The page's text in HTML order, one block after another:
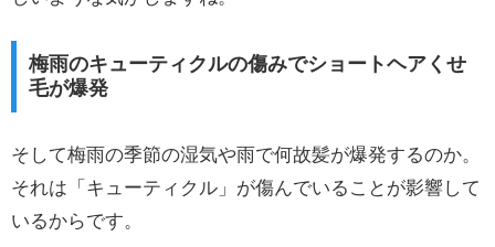
梅雨のキューティクルの傷みでショートヘアくせ
毛が爆発
そして梅雨の季節の湿気や雨で何故髪が爆発するのか。
それは「キューティクル」が傷んでいることが影響して
いるからです。